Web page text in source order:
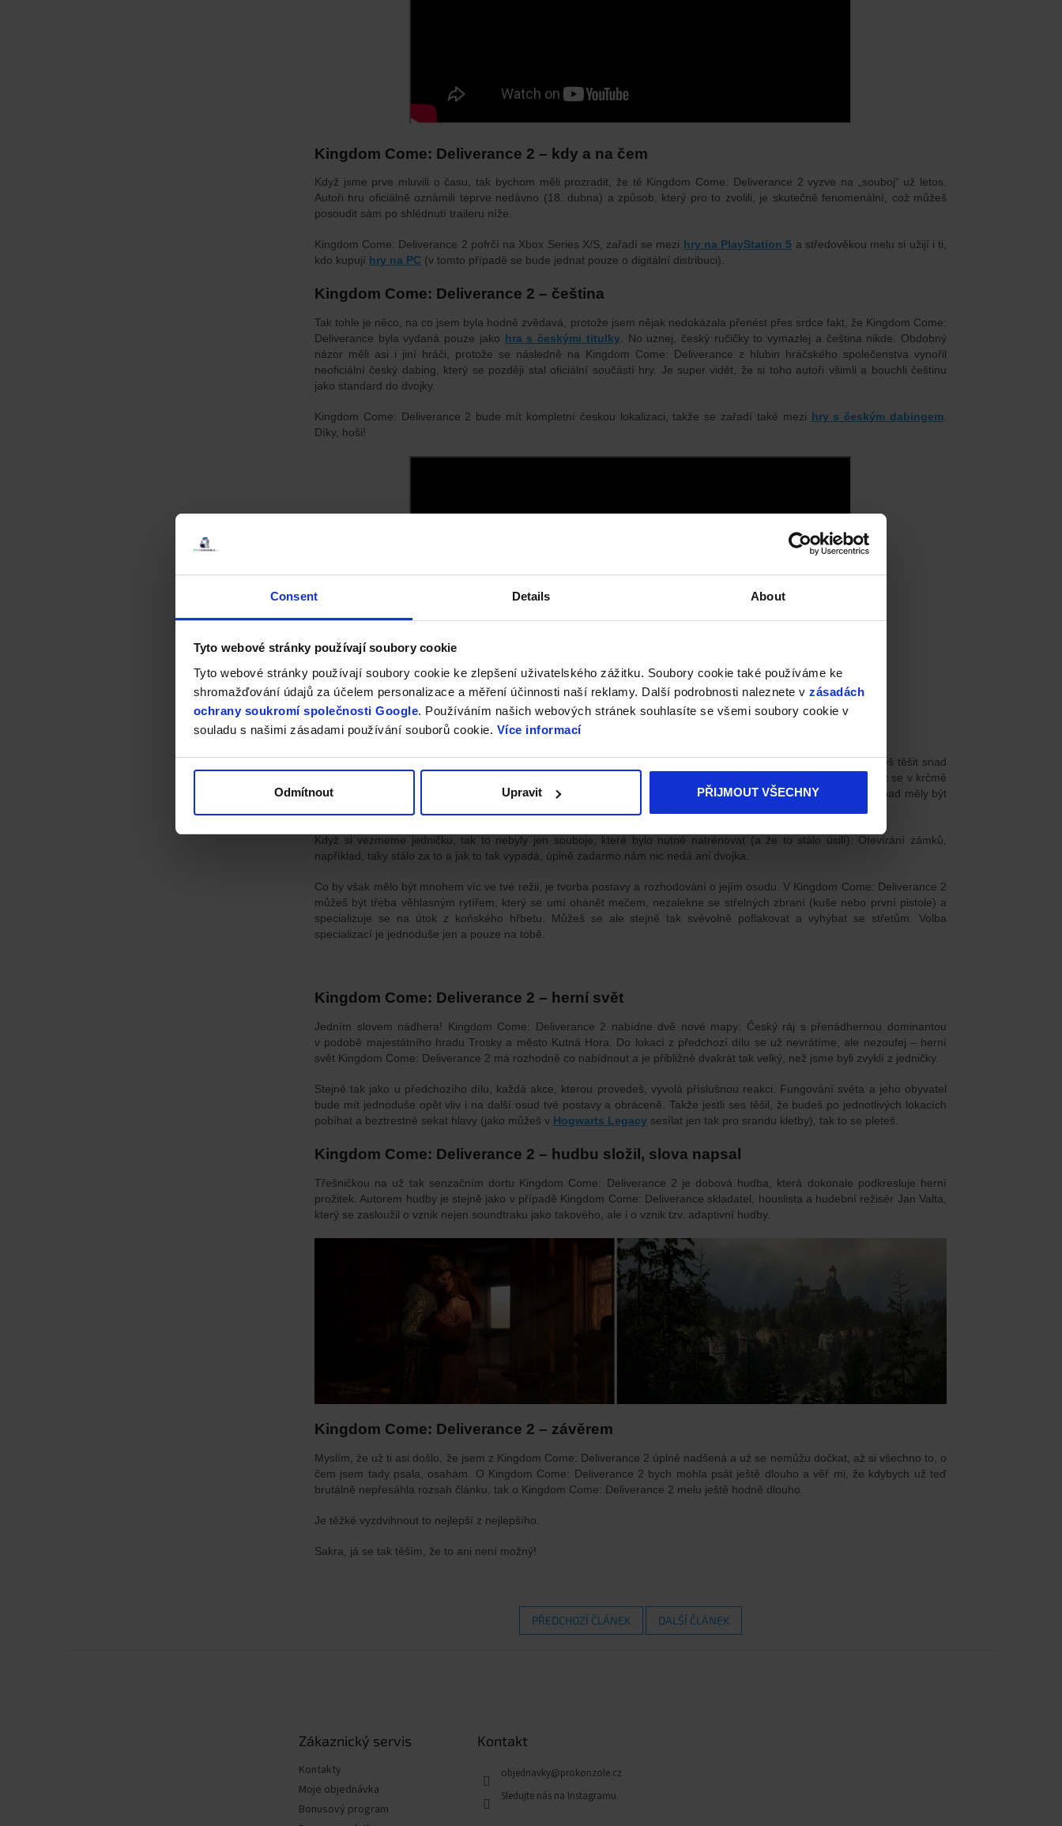
Consent Details About
Tyto webové stránky používají soubory cookie
Tyto webové stránky používají soubory cookie ke zlepšení uživatelského zážitku. Soubory cookie také používáme ke
shromažďování údajů za účelem personalizace a měření účinnosti naší reklamy. Další podrobnosti naleznete v zásadách
ochrany soukromí společnosti Google. Používáním našich webových stránek souhlasíte se všemi soubory cookie v
souladu s našimi zásadami používání souborů cookie. Více informací
Odmítnout Upravit PŘIJMOUT VŠECHNY
Kingdom Come: Deliverance 2 – kdy a na čem
Když jsme prve mluvili o času, tak bychom měli prozradit, že tě Kingdom Come: Deliverance 2 vyzve na „souboj“ už letos.
Autoři hru oficiálně oznámili teprve nedávno (18. dubna) a způsob, který pro to zvolili, je skutečně fenomenální, což můžeš
posoudit sám po shlédnutí traileru níže.
Kingdom Come: Deliverance 2 pofrčí na Xbox Series X/S, zařadí se mezi hry na PlayStation 5 a středověkou melu si užijí i ti,
kdo kupují hry na PC (v tomto případě se bude jednat pouze o digitální distribuci).
Kingdom Come: Deliverance 2 – čeština
Tak tohle je něco, na co jsem byla hodně zvědavá, protože jsem nějak nedokázala přenést přes srdce fakt, že Kingdom Come:
Deliverance byla vydaná pouze jako hra s českými titulky. No uznej, český ručičky to vymazlej a čeština nikde. Obdobný
názor měli asi i jiní hráči, protože se následně na Kingdom Come: Deliverance z hlubin hráčského společenstva vynořil
neoficiální český dabing, který se později stal oficiální součástí hry. Je super vidět, že si toho autoři všimli a bouchli češtinu
jako standard do dvojky.
Kingdom Come: Deliverance 2 bude mít kompletní českou lokalizaci, takže se zařadí také mezi hry s českým dabingem
Díky, hoši!
Kingdom Come: Deliverance 2 – hratelnost
Kingdom Come: Deliverance 2 je stejně jako jednička realistickéRPGz pohledu první osoby, ve kterém se můžeš těšit snad
na všechny aktivity, které je možné z tématu patnáctého století vytěžit. Počítej s možností drandit na koních, opíjet se v krčmě
nebo jen tak někde zevlit a číst třeba knihu. Toulej se krajinou nebo se oddávej šermířským soubojům, které by snad měly být
Když si vezmeme jedničku, tak to nebyly jen souboje, které bylo nutné natrénovat (a že to stálo úsilí). Otevírání zámků,
například, taky stálo za to a jak to tak vypadá, úplně zadarmo nám nic nedá ani dvojka.
Co by však mělo být mnohem víc ve tvé režii, je tvorba postavy a rozhodování o jejím osudu. V Kingdom Come: Deliverance 2
můžeš být třeba věhlasným rytířem, který se umí ohánět mečem, nezalekne se střelných zbraní (kuše nebo první pistole) a
specializuje se na útok z koňského hřbetu. Můžeš se ale stejně tak svévolně poflakovat a vyhýbat se střetům. Volba
specializací je jednoduše jen a pouze na tobě.
Kingdom Come: Deliverance 2 – herní svět
Jedním slovem nádhera! Kingdom Come: Deliverance 2 nabídne dvě nové mapy: Český ráj s přenádhernou dominantou
v podobě majestátního hradu Trosky a město Kutná Hora. Do lokací z předchozí dílu se už nevrátíme, ale nezoufej – herní
svět Kingdom Come: Deliverance 2 má rozhodně co nabídnout a je přibližně dvakrát tak velký, než jsme byli zvyklí z jedničky.
Stejně tak jako u předchozího dílu, každá akce, kterou provedeš, vyvolá příslušnou reakci. Fungování světa a jeho obyvatel
bude mít jednoduše opět vliv i na další osud tvé postavy a obráceně. Takže jestli ses těšil, že budeš po jednotlivých lokacích
pobíhat a beztrestně sekat hlavy (jako můžeš v Hogwarts Legacy sesílat jen tak pro srandu kletby), tak to se pleteš.
Kingdom Come: Deliverance 2 – hudbu složil, slova napsal
Třešničkou na už tak senzačním dortu Kingdom Come: Deliverance 2 je dobová hudba, která dokonale podkresluje herní
prožitek. Autorem hudby je stejně jako v případě Kingdom Come: Deliverance skladatel, houslista a hudební režisér Jan Valta,
který se zasloužil o vznik nejen soundtraku jako takového, ale i o vznik tzv. adaptivní hudby.
Kingdom Come: Deliverance 2 – závěrem
Myslím, že už ti asi došlo, že jsem z Kingdom Come: Deliverance 2 úplně nadšená a už se nemůžu dočkat, až si všechno to, o
čem jsem tady psala, osahám. O Kingdom Come: Deliverance 2 bych mohla psát ještě dlouho a věř mi, že kdybych už teď
brutálně nepřesáhla rozsah článku, tak o Kingdom Come: Deliverance 2 melu ještě hodně dlouho.
Je těžké vyzdvihnout to nejlepší z nejlepšího.
Sakra, já se tak těším, že to ani není možný!
PŘEDCHOZÍ ČLÁNEK DALŠÍ ČLÁNEK
Zákaznický servis
Kontakty
Moje objednávka
Bonusový program
Kontakt
objednavky@prokonzole.cz